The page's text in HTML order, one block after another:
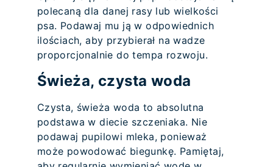
polecaną dla danej rasy lub wielkości
psa. Podawaj mu ją w odpowiednich
ilościach, aby przybierał na wadze
proporcjonalnie do tempa rozwoju.
Świeża, czysta woda
Czysta, świeża woda to absolutna
podstawa w diecie szczeniaka. Nie
podawaj pupilowi mleka, ponieważ
może powodować biegunkę. Pamiętaj,